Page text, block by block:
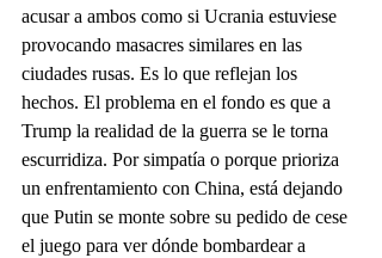
acusar a ambos como si Ucrania estuviese
provocando masacres similares en las
ciudades rusas. Es lo que reflejan los
hechos. El problema en el fondo es que a
Trump la realidad de la guerra se le torna
escurridiza. Por simpatía o porque prioriza
un enfrentamiento con China, está dejando
que Putin se monte sobre su pedido de cese
el juego para ver dónde bombardear a